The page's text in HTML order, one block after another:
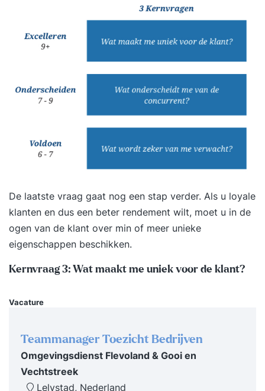
welke onderdelen bestaat de training? De
training klantgericht communiceren kan uit
verschillende onderwerpen bestaan,
stellen wij een training op maat samen. Hierdoor
is het voor iedere deelnemer interessant op zijn
of haar eigen niveau en leerbehoefte.
de training zijn: Kenmerken van
klantgericht communiceren Omgaan met
klantvriendelijkheid en klantgerichtheid
Klantwensen en klantbehoeften Houding en
uitstraling naar je klanten Communicatie met je
klanten Klantverwachtingen overtreffen Je
persoonlijke klantgerichtheid Omgaan met
weerstanden, emoties en conflicten Staat er niet
Wat leer ik tijdens de training? De training is erop
gericht om jouw klantgerichtheid naar een hoger
niveau te tillen. Dat doen we te doen door je
De laatste vraag gaat nog een stap verder. Als u loyale
klanten en dus een beter rendement wilt, moet u in de
ogen van de klant over min of meer unieke
eigenschappen beschikken.
Kernvraag 3: Wat maakt me uniek voor de klant?
Vacature
Teammanager Toezicht Bedrijven
Omgevingsdienst Flevoland & Gooi en
Vechtstreek
Lelystad, Nederland